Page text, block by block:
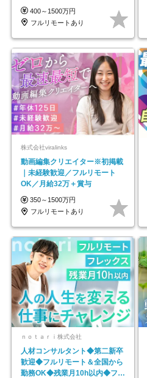
◆10名の採用が決定◆
400～1500万円
フルリモートあり
株式会社viralinks
動画編集クリエイター※初掲載
｜未経験歓迎／フルリモート
OK／月給32万＋賞与
350～1500万円
フルリモートあり
ｎｏｔａｒｉ株式会社
人材コンサルタント◆第二新卒
歓迎◆フルリモート＆全国から
勤務OK◆残業月10h以内◆フレ